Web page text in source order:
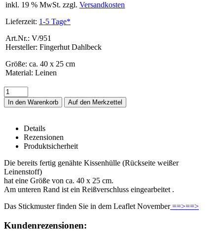
inkl. 19 % MwSt. zzgl. Versandkosten
Lieferzeit: 1-5 Tage*
Art.Nr.: V/951
Hersteller: Fingerhut Dahlbeck
Größe: ca. 40 x 25 cm
Material: Leinen
In den Warenkorb
Details
Rezensionen
Produktsicherheit
Kissenhülle -weiße Häuser- – Details
Die bereits fertig genähte Kissenhülle (Rückseite weißer
Leinenstoff)
hat eine Größe von ca. 40 x 25 cm.
Am unteren Rand ist ein Reißverschluss eingearbeitet .
Das Stickmuster finden Sie in dem Leaflet November==>==>
Rezensionen
Kundenrezensionen: